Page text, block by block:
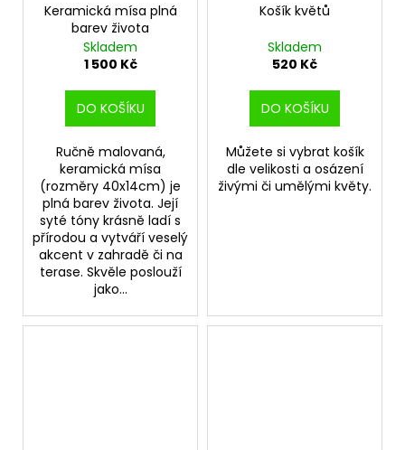
Keramická mísa plná
barev života
Skladem
1 500 Kč
DO KOŠÍKU
Ručně malovaná,
keramická mísa
(rozměry 40x14cm) je
plná barev života. Její
syté tóny krásně ladí s
přírodou a vytváří veselý
akcent v zahradě či na
terase. Skvěle poslouží
jako...
Košík květů
Skladem
520 Kč
DO KOŠÍKU
Můžete si vybrat košík
dle velikosti a osázení
živými či umělými květy.